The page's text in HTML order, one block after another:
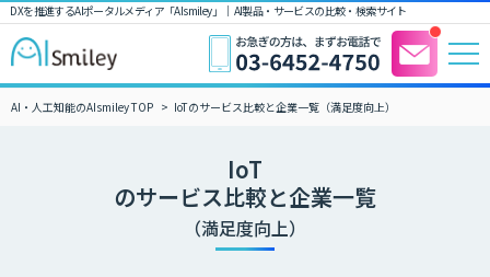
DXを推進するAIポータルメディア「AIsmiley」｜ AI製品・サービスの比較・検索サイト
AI・人工知能のAIsmiley TOP IoTのサービス比較と企業一覧（満足度向上）
IoT
のサービス比較と企業一覧
（満足度向上）